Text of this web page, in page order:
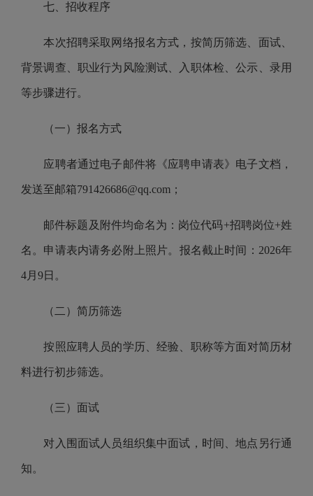
七、招收程序
本次招聘采取网络报名方式，按简历筛选、面试、
背景调查、职业行为风险测试、入职体检、公示、录用
等步骤进行。
（一）报名方式
应聘者通过电子邮件将《应聘申请表》电子文档，
发送至邮箱791426686@qq.com ；
邮件标题及附件均命名为：岗位代码+招聘岗位+姓
名。申请表内请务必附上照片。报名截止时间：2026年
4月 9日。
（二）简历筛选
按照应聘人员的学历、经验、职称等方面对简历材
料进行初步筛选。
（三）面试
对入围面试人员组织集中面试，时间、地点另行通
知。